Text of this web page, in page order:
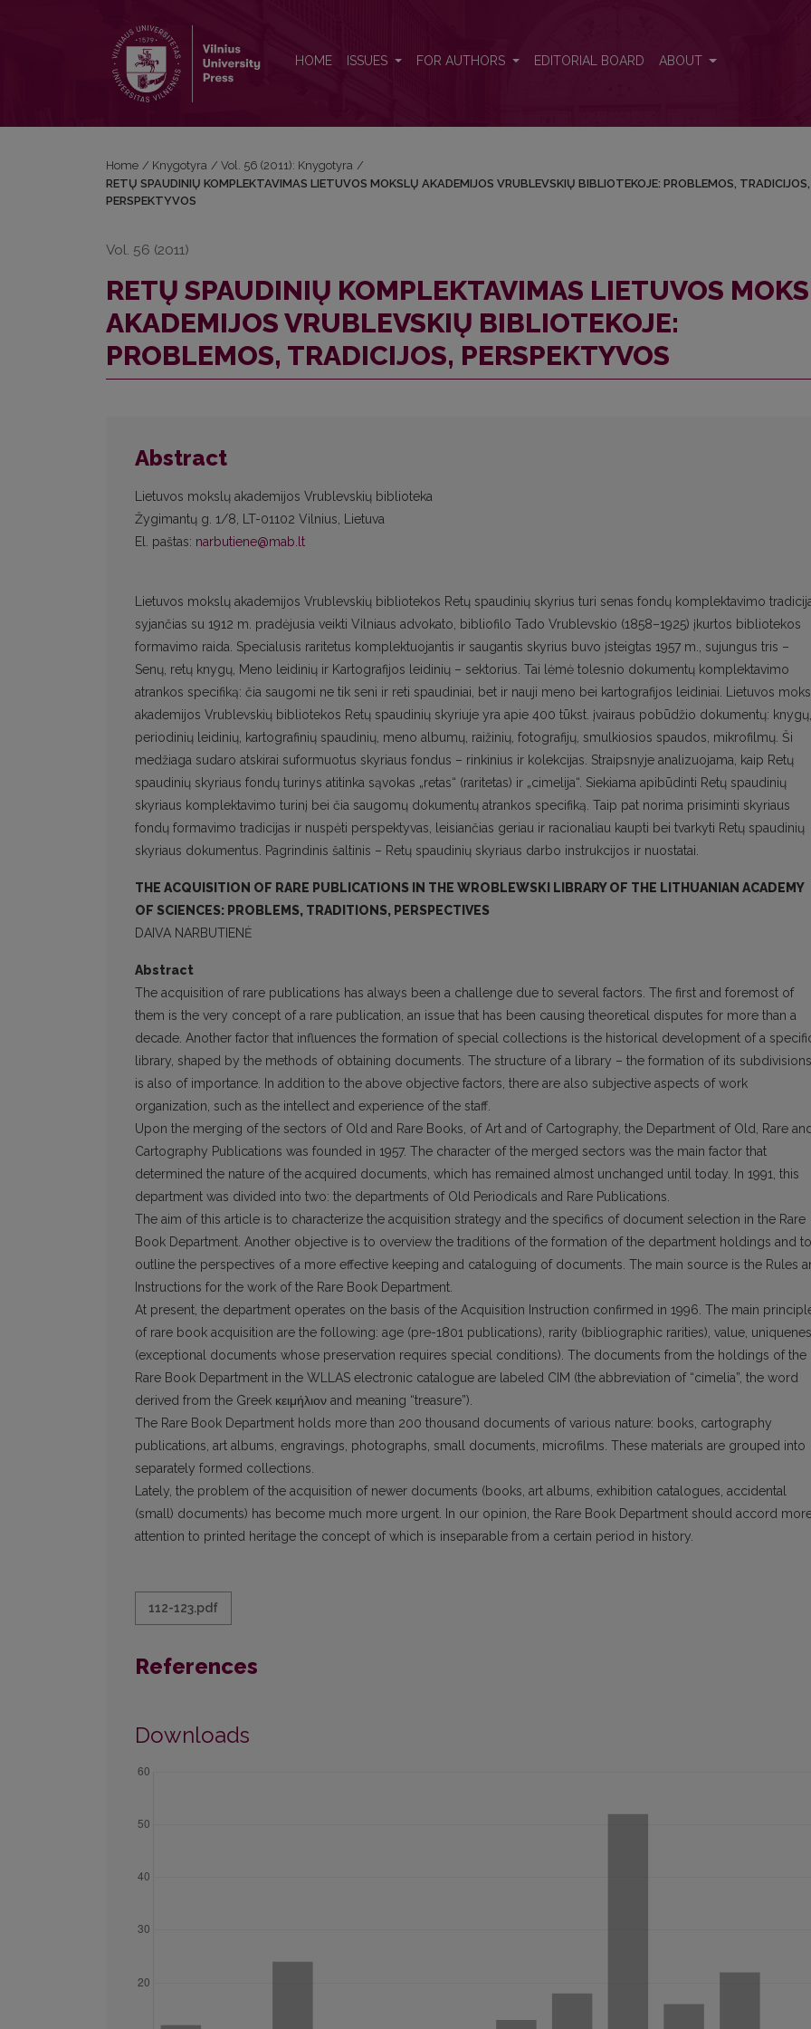
HOME ISSUES FOR AUTHORS EDITORIAL BOARD ABOUT
Home / Knygotyra / Vol. 56 (2011): Knygotyra /
RETŲ SPAUDINIŲ KOMPLEKTAVIMAS LIETUVOS MOKSLŲ AKADEMIJOS VRUBLEVSKIŲ BIBLIOTEKOJE: PROBLEMOS, TRADICIJOS,
PERSPEKTYVOS
Vol. 56 (2011)
RETŲ SPAUDINIŲ KOMPLEKTAVIMAS LIETUVOS
AKADEMIJOS VRUBLEVSKIŲ BIBLIOTEKOJE:
PROBLEMOS, TRADICIJOS, PERSPEKTYVOS
Abstract
Lietuvos mokslų akademijos Vrublevskių biblioteka
Žygimantų g. 1/8, LT-01102 Vilnius, Lietuva
El. paštas: narbutiene@mab.lt
Lietuvos mokslų akademijos Vrublevskių bibliotekos Retų spaudinių skyrius turi senas fondų komplektavimo
syjančias su 1912 m. pradėjusia veikti Vilniaus advokato, bibliofilo Tado Vrublevskio (1858–1925) įkurtos bibliotekos
formavimo raida. Specialusis raritetus komplektuojantis ir saugantis skyrius buvo įsteigtas 1957 m., sujungus tris –
Senų, retų knygų, Meno leidinių ir Kartografijos leidinių – sektorius. Tai lėmė tolesnio dokumentų komplektavimo
atrankos specifiką: čia saugomi ne tik seni ir reti spaudiniai, bet ir nauji meno bei kartografijos leidiniai. Lietuvos
akademijos Vrublevskių bibliotekos Retų spaudinių skyriuje yra apie 400 tūkst. įvairaus pobūdžio dokumentų: knygų,
periodinių leidinių, kartografinių spaudinių, meno albumų, raižinių, fotografijų, smulkiosios spaudos, mikrofilmų. Ši
medžiaga sudaro atskirai suformuotus skyriaus fondus – rinkinius ir kolekcijas. Straipsnyje analizuojama, kaip Retų
spaudinių skyriaus fondų turinys atitinka sąvokas „retas“ (raritetas) ir „cimelija“. Siekiama apibūdinti Retų spaudinių
skyriaus komplektavimo turinį bei čia saugomų dokumentų atrankos specifiką. Taip pat norima prisiminti skyriaus
fondų formavimo tradicijas ir nuspėti perspektyvas, leisiančias geriau ir racionaliau kaupti bei tvarkyti Retų spaudinių
skyriaus dokumentus. Pagrindinis šaltinis – Retų spaudinių skyriaus darbo instrukcijos ir nuostatai.
THE ACQUISITION OF RARE PUBLICATIONS IN THE WROBLEWSKI LIBRARY OF THE LITHUANIAN ACADEMY
OF SCIENCES: PROBLEMS, TRADITIONS, PERSPECTIVES
DAIVA NARBUTIENĖ
Abstract
The acquisition of rare publications has always been a challenge due to several factors. The first and foremost of
them is the very concept of a rare publication, an issue that has been causing theo­retical disputes for more than a
decade. Another factor that influences the formation of special collections is the historical development of a
library, shaped by the methods of obtaining documents. The structure of a library – the for­mation of its
is also of importance. In addition to the above objective factors, there are also subjective aspects of work
organization, such as the intellect and experience of the staff.
Upon the merging of the sectors of Old and Rare Books, of Art and of Cartography, the Depar­tment of Old, Rare
Cartography Publications was founded in 1957. The character of the mer­ged sectors was the main factor that
determined the nature of the acquired documents, which has remained almost unchanged until today. In 1991, this
department was divided into two: the depar­tments of Old Periodicals and Rare Publications.
The aim of this article is to characterize the acquisition strategy and the specifics of docu­ment selection in the Rare
Book Department. Another objective is to overview the traditions of the formation of the department holdings and to
outline the perspectives of a more effective kee­ping and cataloguing of documents. The main source is the Rules
Instructions for the work of the Rare Book Department.
At present, the department operates on the basis of the Acquisition Instruction confir­med in 1996. The main
of rare book acquisition are the following: age (pre-1801 publications), rarity (bibliographic rarities), va­lue,
(exceptional documents whose preservation requires special conditions). The documents from the holdings of the
Rare Book Department in the WLLAS electronic catalogue are labeled CIM (the abbreviation of “cimelia”, the word
derived from the Greek κειμήλιον and meaning “treasure”).
The Rare Book Department holds more than 200 thousand documents of various nature: bo­oks, cartography
publications, art albums, en­gravings, photographs, small documents, micro­films. These materials are grouped into
separately formed collections.
Lately, the problem of the acquisition of ne­wer documents (books, art albums, exhibition catalogues, accidental
(small) documents) has become much more urgent. In our opinion, the Rare Book Department should accord
at­tention to printed heritage the concept of which is inseparable from a certain period in history.
112-123.pdf
References
Downloads